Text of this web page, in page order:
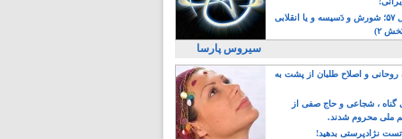
رویداد سال ۵۷؛ شورش و دَسیسه و یا انقلابی
۲)
سیروس پارسا
و اصلاح طلبان از پشت به
گناه ، شجاعی و حاج صفی از
ملی محروم شدند.
نژادپرستی بدهید!